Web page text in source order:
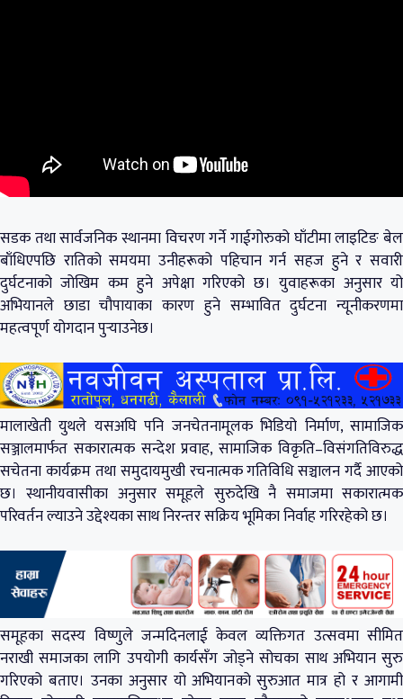
सडक तथा सार्वजनिक स्थानमा विचरण गर्ने गाईगोरुको घाँटीमा लाइटिङ बेल
बाँधिएपछि रातिको समयमा उनीहरूको पहिचान गर्न सहज हुने र सवारी
दुर्घटनाको जोखिम कम हुने अपेक्षा गरिएको छ। युवाहरूका अनुसार यो
अभियानले छाडा चौपायाका कारण हुने सम्भावित दुर्घटना न्यूनीकरणमा
महत्वपूर्ण योगदान पुर्‍याउनेछ।
मालाखेती युथले यसअघि पनि जनचेतनामूलक भिडियो निर्माण, सामाजिक
सञ्जालमार्फत सकारात्मक सन्देश प्रवाह, सामाजिक विकृति–विसंगतिविरुद्ध
सचेतना कार्यक्रम तथा समुदायमुखी रचनात्मक गतिविधि सञ्चालन गर्दै आएको
छ। स्थानीयवासीका अनुसार समूहले सुरुदेखि नै समाजमा सकारात्मक
परिवर्तन ल्याउने उद्देश्यका साथ निरन्तर सक्रिय भूमिका निर्वाह गरिरहेको छ।
समूहका सदस्य विष्णुले जन्मदिनलाई केवल व्यक्तिगत उत्सवमा सीमित
नराखी समाजका लागि उपयोगी कार्यसँग जोड्ने सोचका साथ अभियान सुरु
गरिएको बताए। उनका अनुसार यो अभियानको सुरुआत मात्र हो र आगामी